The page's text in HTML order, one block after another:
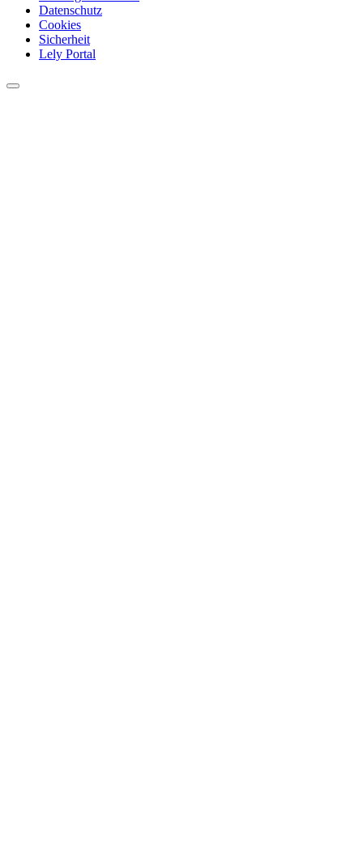
Datenschutz
Cookies
Sicherheit
Lely Portal